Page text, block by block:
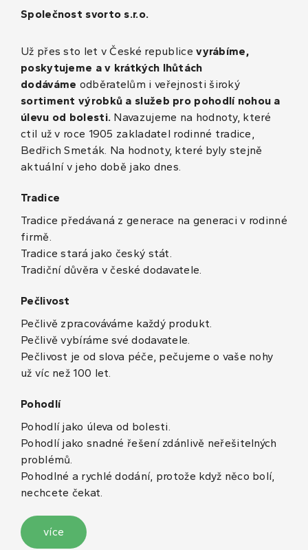
Společnost svorto s.r.o.
Už přes sto let v České republicevyrábíme,
poskytujeme a v krátkých lhůtách
dodáváme odběratelům i veřejnosti široký
sortiment výrobků a služeb pro pohodlí nohou a
úlevu od bolesti. Navazujeme na hodnoty, které
ctil už v roce 1905 zakladatel rodinné tradice,
Bedřich Smeták. Na hodnoty, které byly stejně
aktuální v jeho době jako dnes.
Tradice
Tradice předávaná z generace na generaci v rodinné
firmě.
Tradice stará jako český stát.
Tradiční důvěra v české dodavatele.
Pečlivost
Pečlivě zpracováváme každý produkt.
Pečlivě vybíráme své dodavatele.
Pečlivost je od slova péče, pečujeme o vaše nohy
už víc než 100 let.
Pohodlí
Pohodlí jako úleva od bolesti.
Pohodlí jako snadné řešení zdánlivě neřešitelných
problémů.
Pohodlné a rychlé dodání, protože když něco bolí,
nechcete čekat.
více